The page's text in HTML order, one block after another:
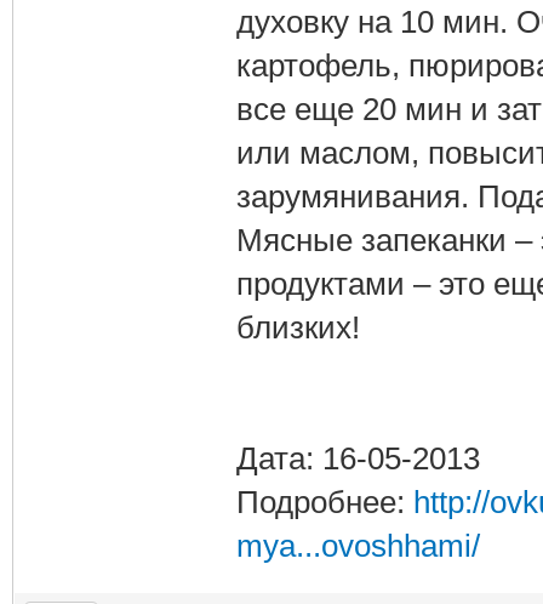
духовку на 10 мин.
картофель,
все еще 20 мин и
или маслом,
зарумянивания.
Мясные запеканки –
продуктами – это
близких!
Дата: 16-05-2013
Подробнее: http://
mya...ovoshhami/